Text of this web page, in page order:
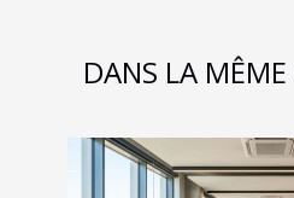
DANS LA